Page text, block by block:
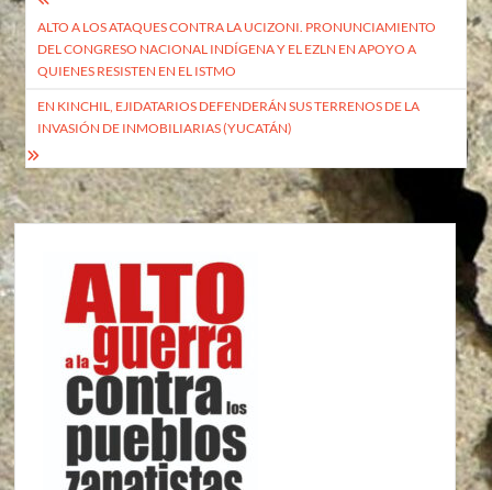
de
entradas
ALTO A LOS ATAQUES CONTRA LA UCIZONI. PRONUNCIAMIENTO
DEL CONGRESO NACIONAL INDÍGENA Y EL EZLN EN APOYO A
QUIENES RESISTEN EN EL ISTMO
EN KINCHIL, EJIDATARIOS DEFENDERÁN SUS TERRENOS DE LA
INVASIÓN DE INMOBILIARIAS (YUCATÁN)